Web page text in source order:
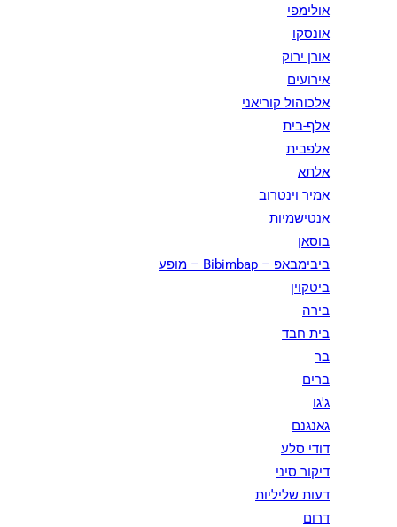
אולימפי
אונסקו
אורן ירוק
אירועים
אלכוהול קוריאני
אלף-בית
אלפבית
אלתא
אמיר וינטרוב
אנטישמיות
בוסאן
ביבימבאפ – Bibimbap – מופע
ביטקוין
בירה
בית חבד
בר
ברים
ג'גו
גאנגנם
דודי סלע
דיקור סיני
דעות שליליות
דרום